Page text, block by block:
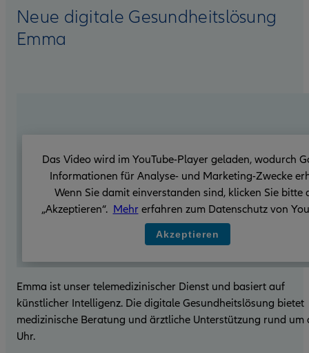
Neue digitale Gesundheitslösung
Emma
Das Video wird im YouTube-Player geladen, wodurch
Informationen für Analyse- und Marketing-Zwecke
Wenn Sie damit einverstanden sind, klicken Sie bitte
„Akzeptieren“. Mehr erfahren zum Datenschutz von
Akzeptieren
Emma ist unser telemedizinischer Dienst und basiert auf
künstlicher Intelligenz. Die digitale Gesundheitslösung bietet
medizinische Beratung und ärztliche Unterstützung rund um
Uhr.